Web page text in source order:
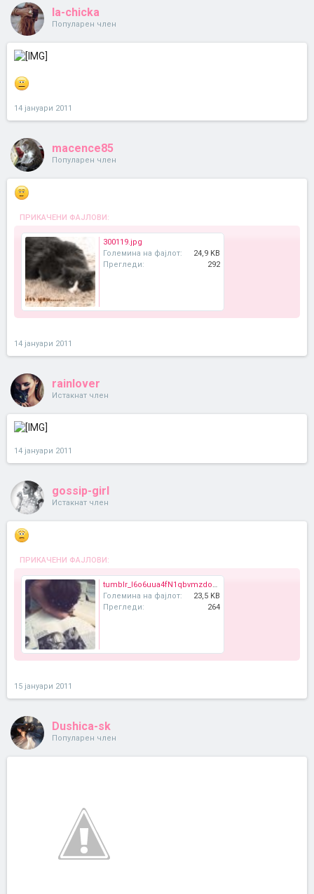
la-chicka
Популарен член
14 јануари 2011
macence85
Популарен член
ПРИКАЧЕНИ ФАЈЛОВИ:
300119.jpg
Големина на фајлот:
24,9 KB
Прегледи:
292
14 јануари 2011
rainlover
Истакнат член
14 јануари 2011
gossip-girl
Истакнат член
ПРИКАЧЕНИ ФАЈЛОВИ:
tumblr_l6o6uua4fN1qbvmzdo1_400_large.jpg
Големина на фајлот:
23,5 KB
Прегледи:
264
15 јануари 2011
Dushica-sk
Популарен член